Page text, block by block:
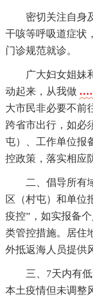
密切关注自身
干咳等呼吸道症状
门诊规范就诊。
广大妇女姐妹
动起来，从我做
大市民非必要不前
跨省市出行，如必
屯）、工作单位报
控政策，落实相应
二、倡导所有
区（村屯）和单位
疫控”，如实报备
类管控措施。居住
外抵返海人员提供
三、7天内有
本土疫情但未调整